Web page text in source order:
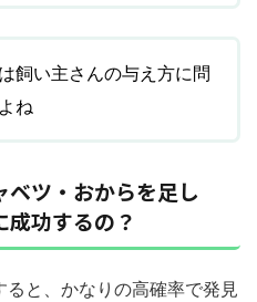
飼い主さんの与え方に問
ね
ツ・おからを足し
功するの？
と、かなりの高確率で発見